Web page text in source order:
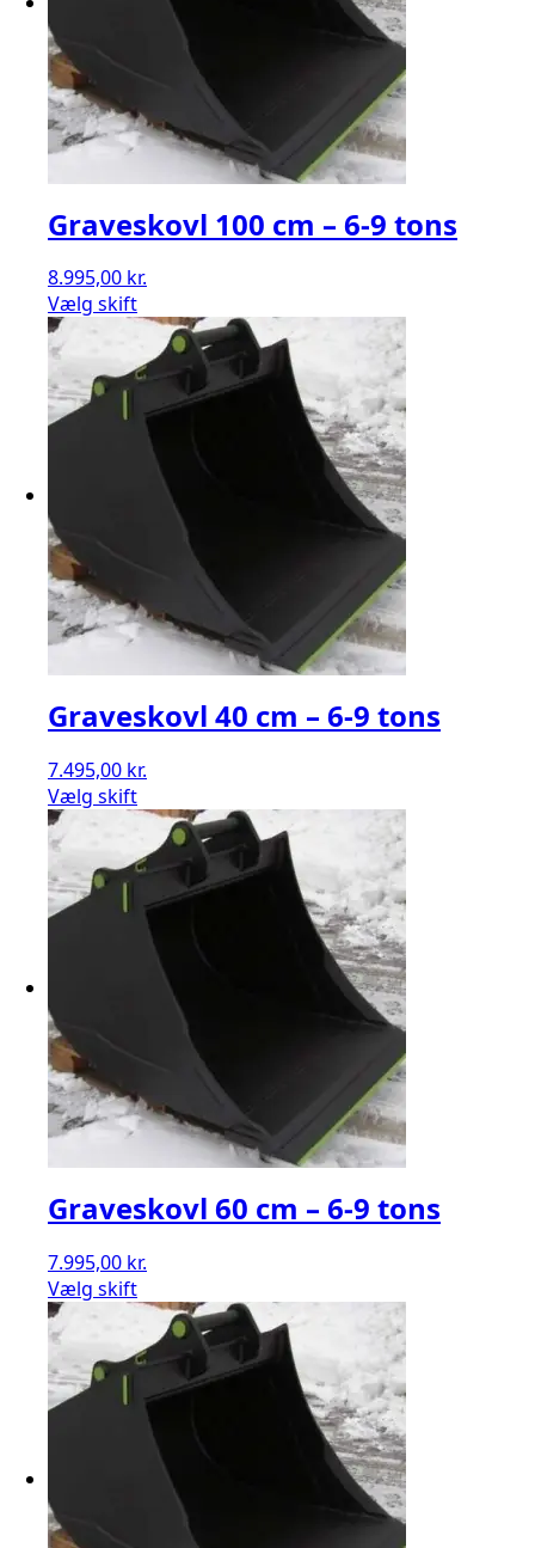
Graveskovl 100 cm – 6-9 tons
8.995,00 kr.
Vælg skift
Graveskovl 40 cm – 6-9 tons
7.495,00 kr.
Vælg skift
Graveskovl 60 cm – 6-9 tons
7.995,00 kr.
Vælg skift